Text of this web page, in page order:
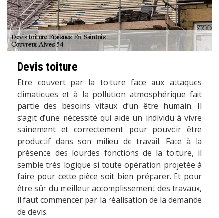
Devis toiture
Etre couvert par la toiture face aux attaques
climatiques et à la pollution atmosphérique fait
partie des besoins vitaux d’un être humain. Il
s’agit d’une nécessité qui aide un individu à vivre
sainement et correctement pour pouvoir être
productif dans son milieu de travail. Face à la
présence des lourdes fonctions de la toiture, il
semble très logique si toute opération projetée à
faire pour cette pièce soit bien préparer. Et pour
être sûr du meilleur accomplissement des travaux,
il faut commencer par la réalisation de la demande
de devis.